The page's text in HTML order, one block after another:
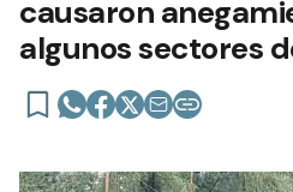
causaron
algunos sectores